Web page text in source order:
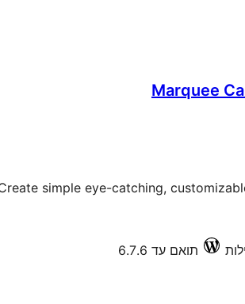
Marquee
simple eye-catching,
תואם עד 6.7.6